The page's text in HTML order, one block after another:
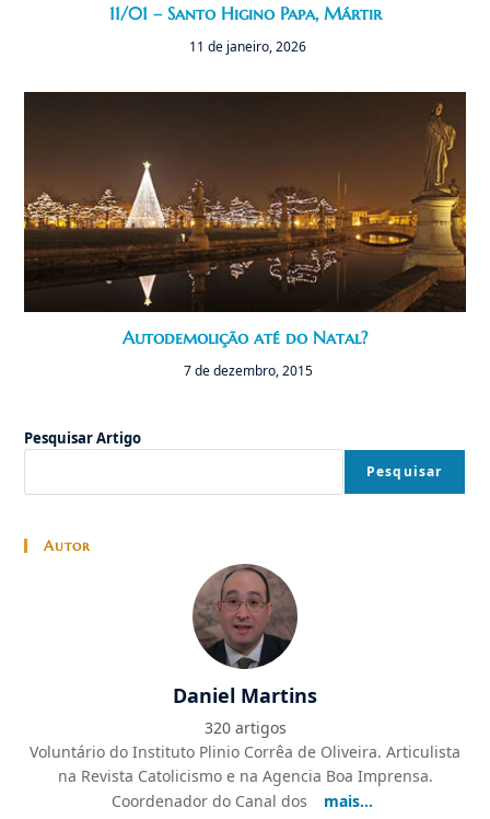
11/01 – Santo Higino Papa, Mártir
11 de janeiro, 2026
Autodemolição até do Natal?
7 de dezembro, 2015
Pesquisar Artigo
Pesquisar
Autor
Daniel Martins
320 artigos
Voluntário do Instituto Plinio Corrêa de Oliveira. Articulista
na Revista Catolicismo e na Agencia Boa Imprensa.
Coordenador do Canal dos
mais...